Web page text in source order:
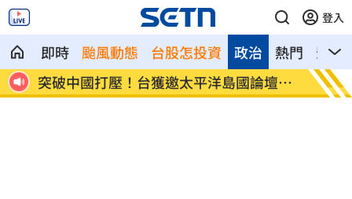
登入
即時 颱風動態 台股怎投資 熱門 影音
政治
中國打壓！台獲邀太平洋島國論壇峰
新／有望放颱
準